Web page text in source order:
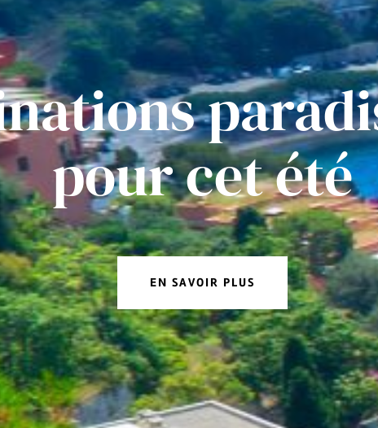
pour cet été
EN SAVOIR PLUS